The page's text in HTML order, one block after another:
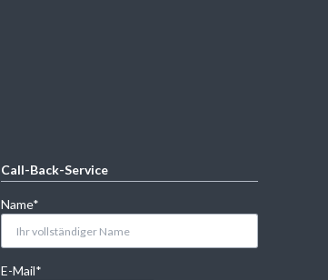
Call-Back-Service
Pflichtfeld
Name*
Pflichtfeld
E-Mail*